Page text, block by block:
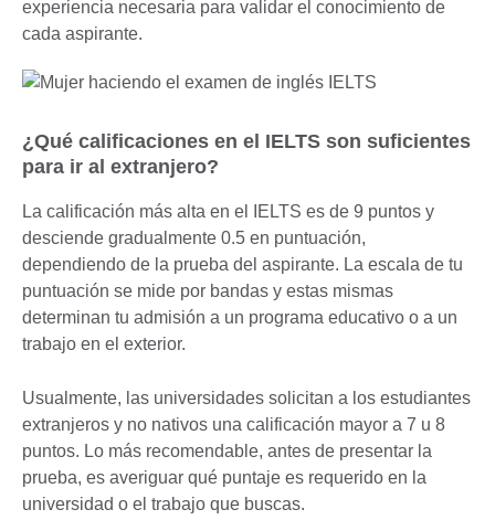
experiencia necesaria para validar el conocimiento de
cada aspirante.
¿Qué calificaciones en el IELTS son suficientes
para ir al extranjero?
La calificación más alta en el IELTS es de 9 puntos y
desciende gradualmente 0.5 en puntuación,
dependiendo de la prueba del aspirante. La escala de tu
puntuación se mide por bandas y estas mismas
determinan tu admisión a un programa educativo o a un
trabajo en el exterior.
Usualmente, las universidades solicitan a los estudiantes
extranjeros y no nativos una calificación mayor a 7 u 8
puntos. Lo más recomendable, antes de presentar la
prueba, es averiguar qué puntaje es requerido en la
universidad o el trabajo que buscas.